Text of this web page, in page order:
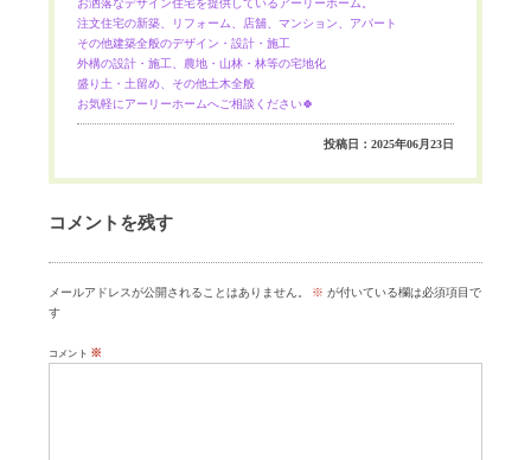
お洒落なデザイン住宅を提供しているアーリーホーム。
注文住宅の新築、リフォーム、店舖、マンション、アパート
その他建築全般のデザイン・設計・施工
外構の設計・施工、農地・山林・林等の宅地化
盛り土・土留め、その他土木全般
お気軽にアーリーホームへご相談ください🍀
投稿日：2025年06月23日
コメントを残す
メールアドレスが公開されることはありません。 ※ が付いている欄は必須項目で
す
コメント ※